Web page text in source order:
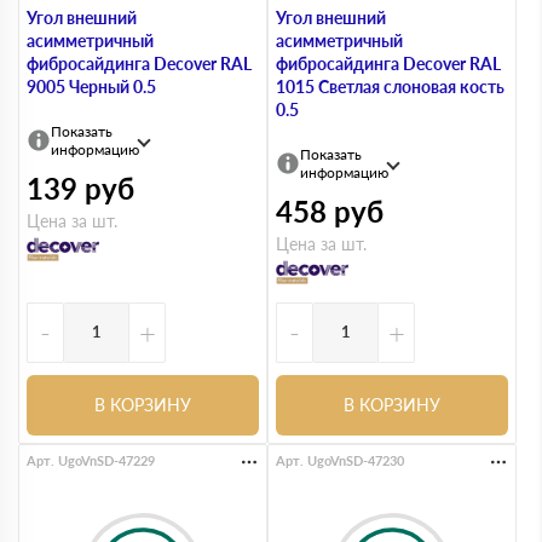
Угол внешний
асимметричный
фибросайдинга Decover RAL
9005 Черный 0.5
Показать
информацию
139 руб
Цена за шт.
- +
В КОРЗИНУ
Угол внешний
асимметричный
фибросайдинга Decover RAL
1015 Светлая слоновая кость
0.5
Показать
информацию
458 руб
Цена за шт.
- +
В КОРЗИНУ
Арт. UgoVnSD-47229 Арт. UgoVnSD-47230